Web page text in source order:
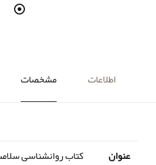
اطلاعات مشخصات
عنوان کتاب روانشناسی